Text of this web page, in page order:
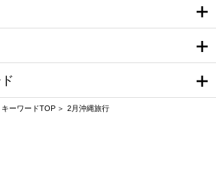
キーワードTOP 2月沖縄旅行